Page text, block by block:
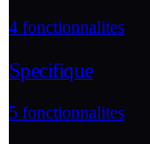
4 fonctionnalites
Specifique
5 fonctionnalites